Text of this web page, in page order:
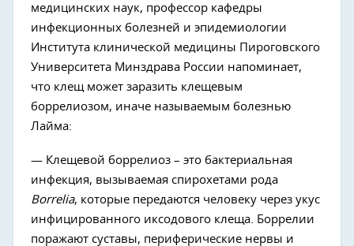
медицинских наук, профессор кафедры
инфекционных болезней и эпидемиологии
Института клинической медицины Пироговского
Университета Минздрава России напоминает,
что клещ может заразить клещевым
боррелиозом, иначе называемым болезнью
Лайма:
— Клещевой боррелиоз – это бактериальная
инфекция, вызываемая спирохетами рода
Borrelia, которые передаются человеку через укус
инфицированного иксодового клеща. Боррелии
поражают суставы, периферические нервы и